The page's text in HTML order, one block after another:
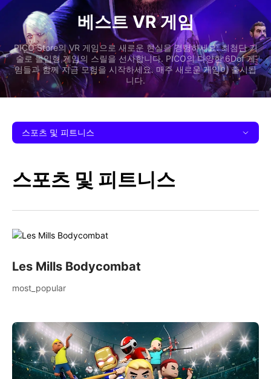
베스트 VR 게임
PICO Store의 VR 게임으로 새로운 현실을 경험하세요: 최첨단 기
술로 몰입형 게임의 스릴을 선사합니다. PICO의 다양한 6Dof 게
임들과 함께 지금 모험을 시작하세요. 매주 새로운 게임이 출시됩
니다.
스포츠 및 피트니스
스포츠 및 피트니스
Les Mills Bodycombat
most_popular